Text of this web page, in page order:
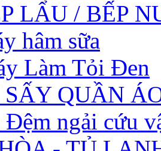
LẨU / BẾP
hâm sữa
Làm Tỏi Đen
QUẦN
Đệm ngải cứu